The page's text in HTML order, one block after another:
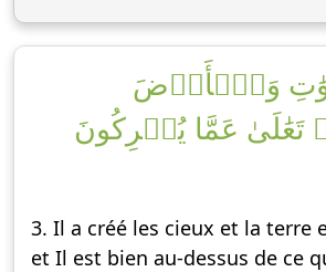
وَٱلۡأَرۡضَ
عَمَّا يُشۡرِكُونَ
3. Il a créé les cieux et la terre
et Il est bien au-dessus de ce